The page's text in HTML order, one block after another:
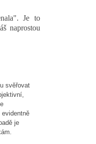
Je to
naprostou
svěřovat
je